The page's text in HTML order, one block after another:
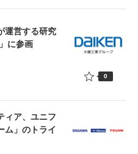
運営する研究
に参画
0
ィア、ユニフ
ム」のトライ